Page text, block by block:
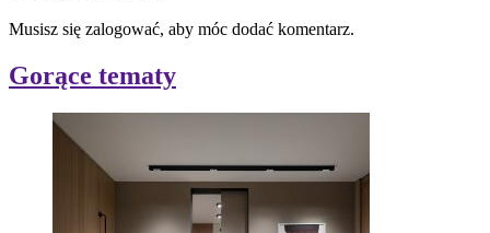
Musisz się zalogować, aby móc dodać komentarz.
Gorące tematy